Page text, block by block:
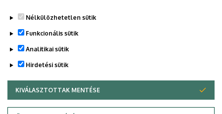
Legutóbbi frissítés: 2022. 08. 01. 17:55
Nélkülözhetetlen sütik
Funkcionális sütik
Analitikai sütik
Hirdetési sütik
KIVÁLASZTOTTAK MENTÉSE
WITHDRAW CONSENT